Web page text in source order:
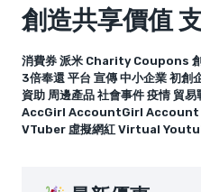
創造共享價值
消費券 派米 Charity Coupons
3倍奉還 平台 宣傳 中小企業 初創
資助 周邊產品 社會事件 疫情 貿
AccGirl AccountGirl Account
VTuber 虛擬網紅 Virtual